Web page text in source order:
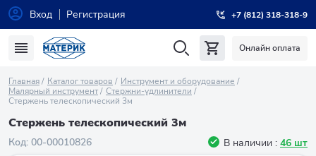
Вход Регистрация +7 (812) 318-318-9
Онлайн оплата
Главная Каталог товаров
Инструмент и оборудование
Малярный инструмент
Стержни-удлинители
Стержень телескопический 3м
Стержень телескопический 3м
Код: 00-00010826 В наличии : 46 шт